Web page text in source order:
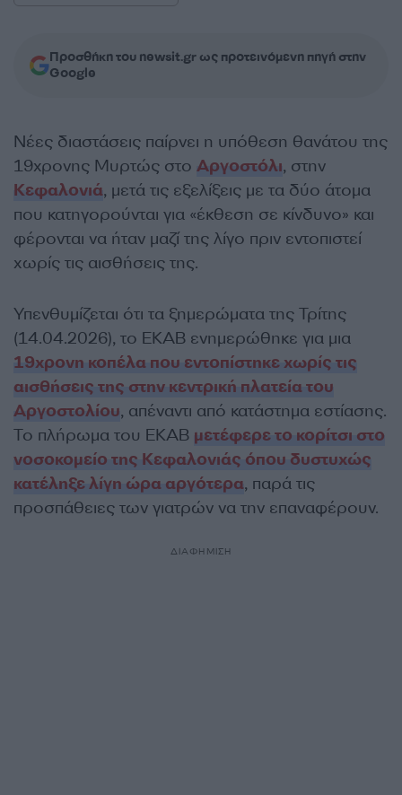
Προσθήκη του newsit.gr ως προτεινόμενη πηγή στην
Google
Νέες διαστάσεις παίρνει η υπόθεση θανάτου της
19χρονης Μυρτώς στο Αργοστόλι, στην
Κεφαλονιά, μετά τις εξελίξεις με τα δύο άτομα
που κατηγορούνται για «έκθεση σε κίνδυνο» και
φέρονται να ήταν μαζί της λίγο πριν εντοπιστεί
χωρίς τις αισθήσεις της.
Υπενθυμίζεται ότι τα ξημερώματα της Τρίτης
(14.04.2026), το ΕΚΑΒ ενημερώθηκε για μια
19χρονη κοπέλα που εντοπίστηκε χωρίς τις
αισθήσεις της στην κεντρική πλατεία του
Αργοστολίου, απέναντι από κατάστημα εστίασης.
Το πλήρωμα του ΕΚΑΒ μετέφερε το κορίτσι στο
νοσοκομείο της Κεφαλονιάς όπου δυστυχώς
κατέληξε λίγη ώρα αργότερα, παρά τις
προσπάθειες των γιατρών να την επαναφέρουν.
ΔΙΑΦΗΜΙΣΗ